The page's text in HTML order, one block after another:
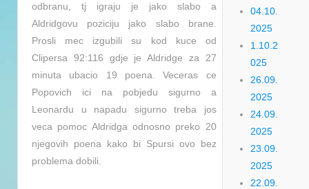
odbranu, tj igraju je jako slabo a
Aldridgovu poziciju jako slabo brane.
Prosli mec izgubili su kod kuce od
Clipersa 92:116 gdje je Aldridge za 27
minuta ubacio 19 poena. Veceras ce
Popovich ici na pobjedu sigurno a
Leonardu u napadu sigurno treba jos
veca pomoc Aldridga odnosno preko 20
njegovih poena kako bi Spursi ovo bez
problema dobili.
04.10.
2025
1.10.2
025
26.09.
2025
24.09.
2025
23.09.
2025
22.09.